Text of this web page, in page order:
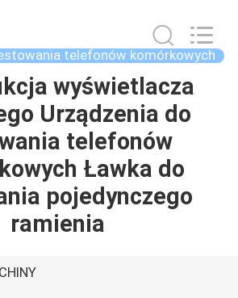
telefonów komórkowych
wyświetlacza
Urządzenia do
telefonów
Ławka do
pojedynczego
ramienia
CHINY